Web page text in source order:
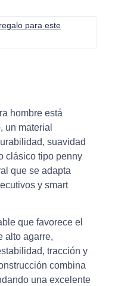
para este
hombre está
un material
suavidad
clásico tipo penny
que se adapta
y smart
que favorece el
alto agarre,
tracción y
combina
una excelente